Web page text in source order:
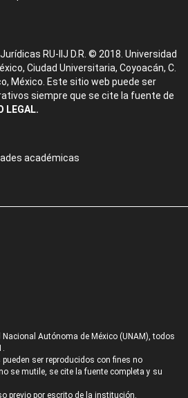
RU-IIJ D.R. © 2018. Universidad
Ciudad Universitaria, Coyoacán, C.
México. Este sitio web puede ser
siempre que se cite la fuente de
LEGAL.
académicas
Nacional Autónoma de México (UNAM), todos
ser reproducidos con fines no
se mutile, se cite la fuente completa y su
previo por escrito de la institución.